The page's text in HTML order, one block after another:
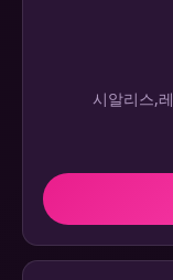
시알리스,